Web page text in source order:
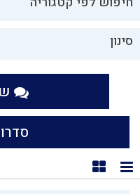
סינון
תצוגת רשימה
תצוגת קוביות